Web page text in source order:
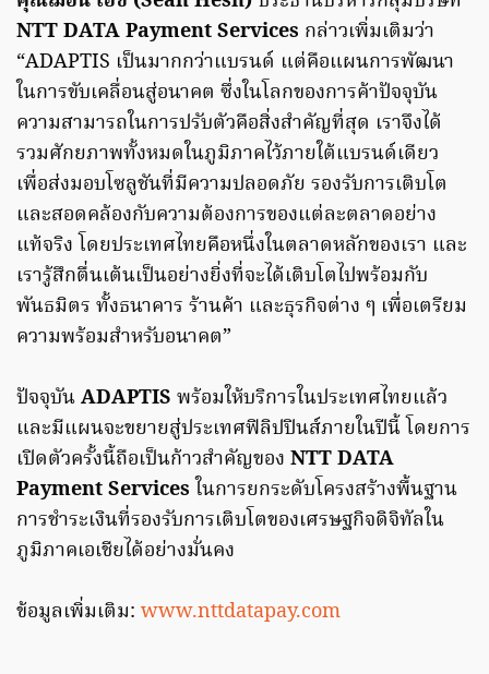
NTT DATA Payment Services กล่าวเพิ่มเติมว่า
“ADAPTIS เป็นมากกว่าแบรนด์ แต่คือแผนการพัฒนา
ในการขับเคลื่อนสู่อนาคต ซึ่งในโลกของการค้าปัจจุบัน
ความสามารถในการปรับตัวคือสิ่งสำคัญที่สุด เราจึงได้
รวมศักยภาพทั้งหมดในภูมิภาคไว้ภายใต้แบรนด์เดียว
เพื่อส่งมอบโซลูชันที่มีความปลอดภัย รองรับการเติบโต
และสอดคล้องกับความต้องการของแต่ละตลาดอย่าง
แท้จริง โดยประเทศไทยคือหนึ่งในตลาดหลักของเรา และ
เรารู้สึกตื่นเต้นเป็นอย่างยิ่งที่จะได้เติบโตไปพร้อมกับ
พันธมิตร ทั้งธนาคาร ร้านค้า และธุรกิจต่าง ๆ เพื่อเตรียม
ความพร้อมสำหรับอนาคต”
ปัจจุบันADAPTIS พร้อมให้บริการในประเทศไทยแล้ว
และมีแผนจะขยายสู่ประเทศฟิลิปปินส์ภายในปีนี้ โดยการ
เปิดตัวครั้งนี้ถือเป็นก้าวสำคัญของ NTT DATA
Payment Services ในการยกระดับโครงสร้างพื้นฐาน
การชำระเงินที่รองรับการเติบโตของเศรษฐกิจดิจิทัลใน
ภูมิภาคเอเชียได้อย่างมั่นคง
ข้อมูลเพิ่มเติม: www.nttdatapay.com